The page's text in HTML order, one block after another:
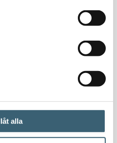
alla